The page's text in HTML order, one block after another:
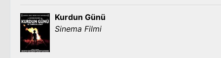
Kurdun Günü
Sinema Filmi